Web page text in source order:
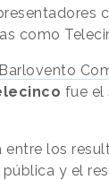
como
Barlovento
fue el
entre los
y el